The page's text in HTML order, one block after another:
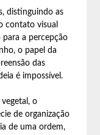
distinguindo as
contato visual
a percepção
o papel da
das
é impossível.
o
de organização
de uma ordem,